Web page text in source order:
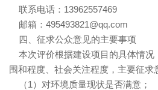
联系电话：13962557469
邮箱：495493821@qq.com
四、征求公众意见的主要事项
本次评价根据建设项目的具体情况
围和程度、社会关注程度，主要征求
（1）对环境质量现状是否满意；